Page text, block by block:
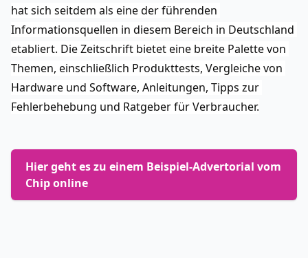
hat sich seitdem als eine der führenden
Informationsquellen in diesem Bereich in Deutschland
etabliert. Die Zeitschrift bietet eine breite Palette von
Themen, einschließlich Produkttests, Vergleiche von
Hardware und Software, Anleitungen, Tipps zur
Fehlerbehebung und Ratgeber für Verbraucher.
Hier geht es zu einem Beispiel-Advertorial vom
Chip online